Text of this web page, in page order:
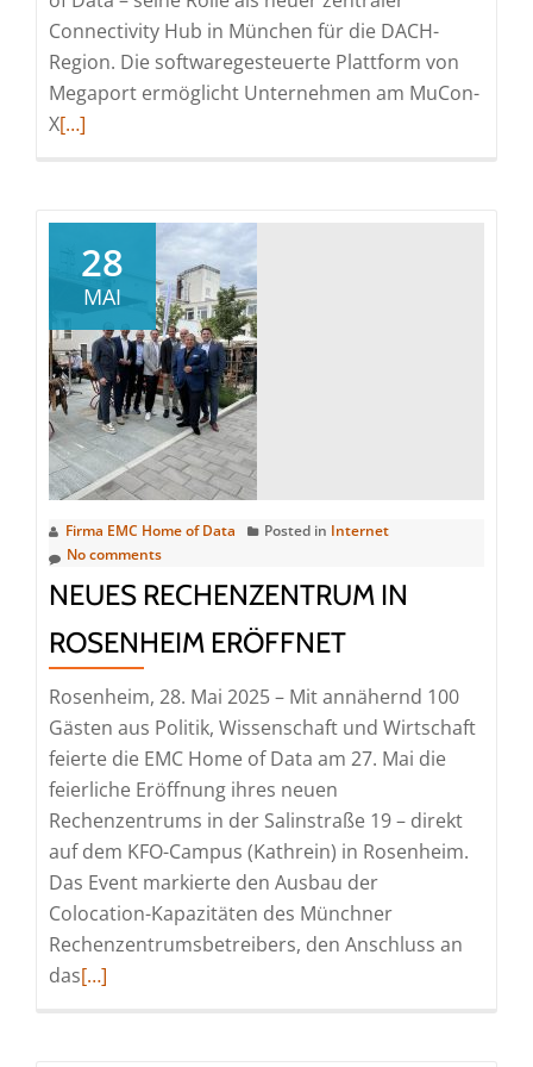
Connectivity Hub in München für die DACH-
Region. Die softwaregesteuerte Plattform von
Megaport ermöglicht Unternehmen am MuCon-
XRead
wird
Teil
des
MuCon-
X
in
München
[…]
28
MAI
Firma EMC Home of Data Posted in Internet
No comments
NEUES RECHENZENTRUM IN
ROSENHEIM ERÖFFNET
Rosenheim, 28. Mai 2025 – Mit annähernd 100
Gästen aus Politik, Wissenschaft und Wirtschaft
feierte die EMC Home of Data am 27. Mai die
feierliche Eröffnung ihres neuen
Rechenzentrums in der Salinstraße 19 – direkt
auf dem KFO-Campus (Kathrein) in Rosenheim.
Das Event markierte den Ausbau der
Colocation-Kapazitäten des Münchner
Rechenzentrumsbetreibers, den Anschluss an
dasRead
[…]